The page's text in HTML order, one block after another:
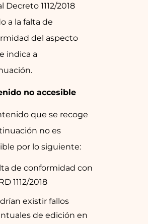
Decreto 1112/2018
a la falta de
del aspecto
indica a
no accesible
que se recoge
no es
por lo siguiente:
de conformidad con
1112/2018
existir fallos
de edición en